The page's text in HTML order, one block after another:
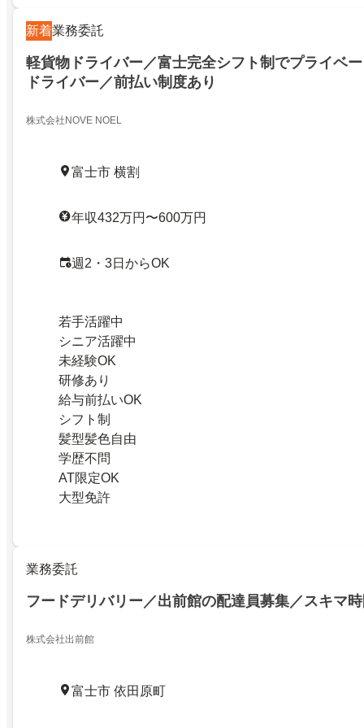
新着業務委託
軽貨物ドライバー／富士完全シフト制でプライベ
ドライバー／前払い制度あり
株式会社NOVE NOEL
富士市 横割
年収432万円〜600万円
週2・3日からOK
若手活躍中
シニア活躍中
未経験OK
研修あり
給与前払いOK
シフト制
髪型髪色自由
学歴不問
AT限定OK
大型免許
業務委託
フードデリバリー／出前館の配達員募集／スキマ
株式会社出前館
富士市 依田原町